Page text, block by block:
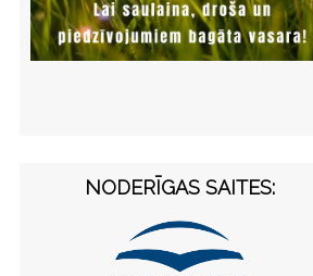
NODERĪGAS SAITES: